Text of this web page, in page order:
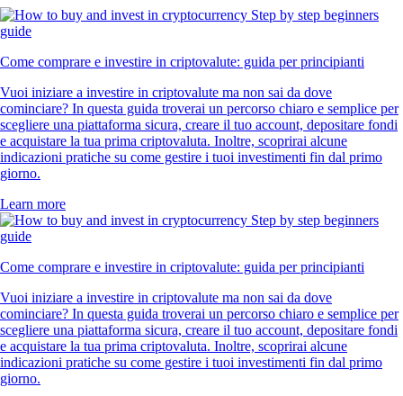
Come comprare e investire in criptovalute: guida per principianti
Vuoi iniziare a investire in criptovalute ma non sai da dove
cominciare? In questa guida troverai un percorso chiaro e semplice per
scegliere una piattaforma sicura, creare il tuo account, depositare fondi
e acquistare la tua prima criptovaluta. Inoltre, scoprirai alcune
indicazioni pratiche su come gestire i tuoi investimenti fin dal primo
giorno.
Learn more
Come comprare e investire in criptovalute: guida per principianti
Vuoi iniziare a investire in criptovalute ma non sai da dove
cominciare? In questa guida troverai un percorso chiaro e semplice per
scegliere una piattaforma sicura, creare il tuo account, depositare fondi
e acquistare la tua prima criptovaluta. Inoltre, scoprirai alcune
indicazioni pratiche su come gestire i tuoi investimenti fin dal primo
giorno.